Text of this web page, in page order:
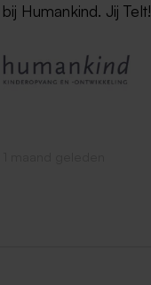
bij Humankind. Jij Telt!